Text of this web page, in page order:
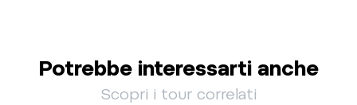
Potrebbe interessarti anche
Scopri i tour correlati